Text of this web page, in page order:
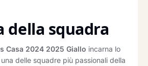
della squadra
Casa 2024 2025 Giallo incarna lo
delle squadre più passionali della